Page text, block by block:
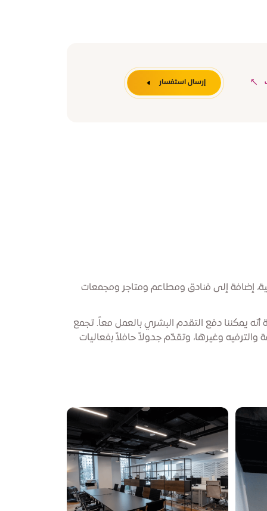
إرسال استفسار
إضافة إلى فنادق ومطاعم ومتاجر ومجمعات
يمكننا دفع التقدم البشري بالعمل معاً. تجمع
وغيرها، وتقدّم جدولاً حافلاً بفعاليات